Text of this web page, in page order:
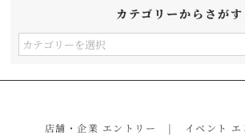
カテゴリーからさがす
カ
店舗・企業 エントリー
イベント エ